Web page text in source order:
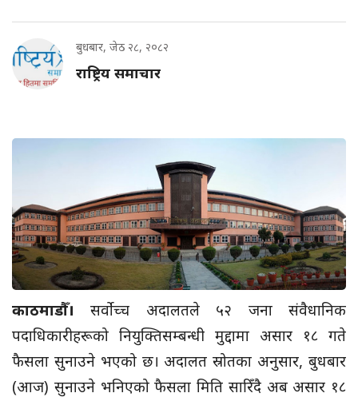
बुधबार, जेठ २८, २०८२
राष्ट्रिय समाचार
काठमाडौँ। सर्वोच्च अदालतले ५२ जना संवैधानिक
पदाधिकारीहरूको नियुक्तिसम्बन्धी मुद्दामा असार १८ गते
फैसला सुनाउने भएको छ। अदालत स्रोतका अनुसार, बुधबार
(आज) सुनाउने भनिएको फैसला मिति सारिँदै अब असार १८